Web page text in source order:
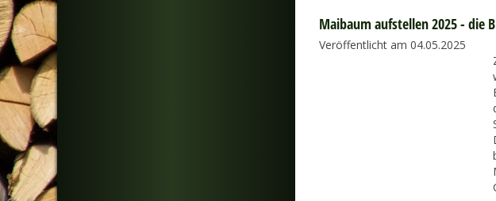
Maibaum aufstellen 2025 - die
Veröffentlicht am 04.05.2025